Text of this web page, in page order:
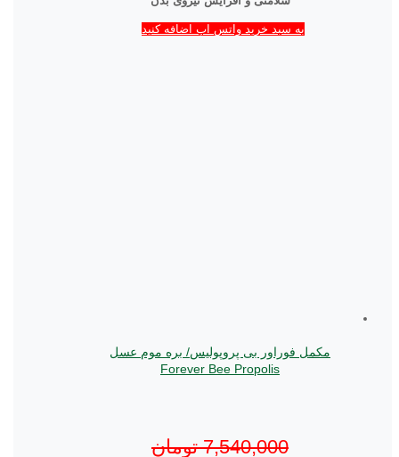
به سبد خرید واتس اپ اضافه کنید
مکمل فوراور بی پروپولیس/ بره موم عسل
Forever Bee Propolis
7,540,000 تومان